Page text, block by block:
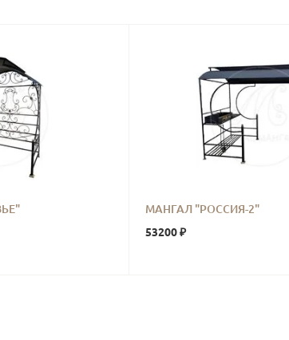
МАНГАЛ "РОССИЯ-2"
53200 ₽